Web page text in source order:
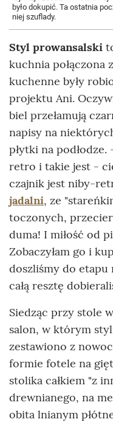
było dokupić. Ta ostatnia
niej szuflady.
Styl prowansalski
kuchnia połączona
kuchenne były
projektu Ani.
biel przełamują
napisy na
płytki na
retro i takie jest -
czajnik jest niby-
jadalni, ze
toczonych,
duma! I miłość od
Zobaczyłam go i
doszliśmy do etapu
całą resztę
Siedząc przy stole
salon, w którym
zestawiono z
formie fotele na
stolika całkiem "z
drewnianego, na
obita lnianym